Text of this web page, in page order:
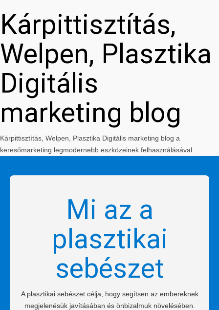
Kárpittisztítás,
Welpen, Plasztika
Digitális
marketing blog
Kárpittisztítás, Welpen, Plasztika Digitális marketing blog a
keresőmarketing legmodernebb eszközeinek felhasználásával.
Mi az a
plasztikai
sebészet
A plasztikai sebészet célja, hogy segítsen az embereknek
megjelenésük javításában és önbizalmuk növelésében.